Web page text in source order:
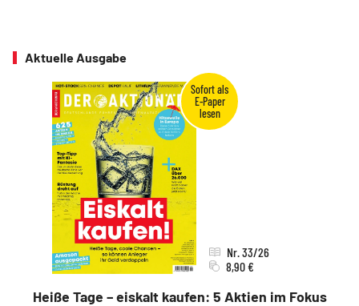
Aktuelle Ausgabe
Heiße Tage – eiskalt kaufen: 5 Aktien im Fokus
Nr. 33/26
8,90 €